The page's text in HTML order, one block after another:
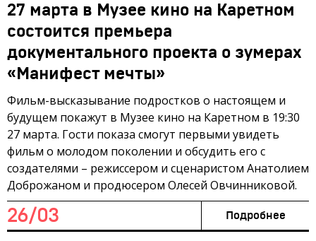
27 марта в Музее кино на Каретном
состоится премьера
документального проекта о зумерах
«Манифест мечты»
Фильм-высказывание подростков о настоящем и
будущем покажут в Музее кино на Каретном в 19:30
27 марта. Гости показа смогут первыми увидеть
фильм о молодом поколении и обсудить его с
создателями – режиссером и сценаристом Анатолием
Доброжаном и продюсером Олесей Овчинниковой.
26/03 Подробнее